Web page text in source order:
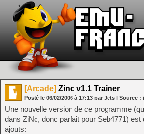
[Arcade] Zinc v1.1 Trainer
Posté le 06/02/2006 à 17:13 par Jets | Source :
Une nouvelle version de ce programme
dans ZiNc, donc parfait pour Seb4771) est
ajouts: